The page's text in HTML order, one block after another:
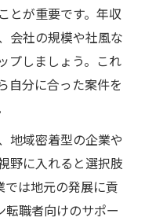
求人の探し方
度の充実度分析
職サポート活用法
グラマー求人
人の見極め方
ワークライフバ
とが重要です。年収
会社の規模や社風な
プしましょう。これ
自分に合った案件を
地域密着型の企業や
野に入れると選択肢
では地元の発展に貢
転職者向けのサポー